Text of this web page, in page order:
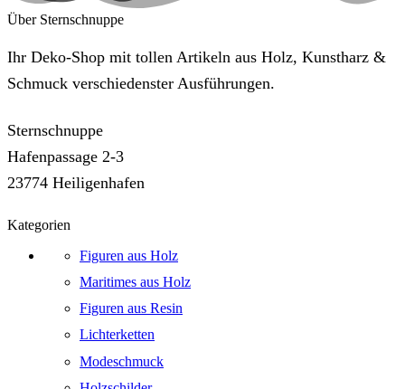
Über Sternschnuppe
Ihr Deko-Shop mit tollen Artikeln aus Holz, Kunstharz &
Schmuck verschiedenster Ausführungen.
Sternschnuppe
Hafenpassage 2-3
23774 Heiligenhafen
Kategorien
Figuren aus Holz
Maritimes aus Holz
Figuren aus Resin
Lichterketten
Modeschmuck